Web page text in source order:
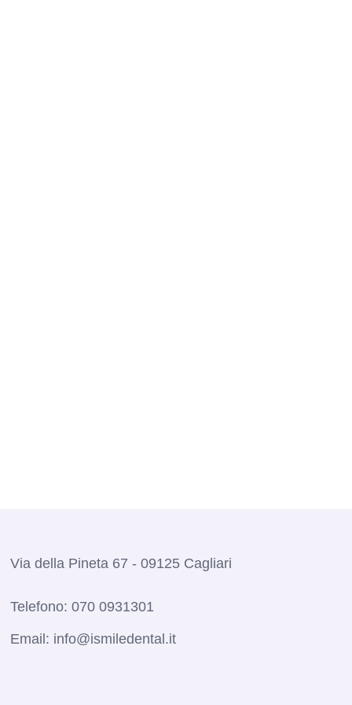
Via della Pineta 67 - 09125 Cagliari
Telefono: 070 0931301
Email: info@ismiledental.it